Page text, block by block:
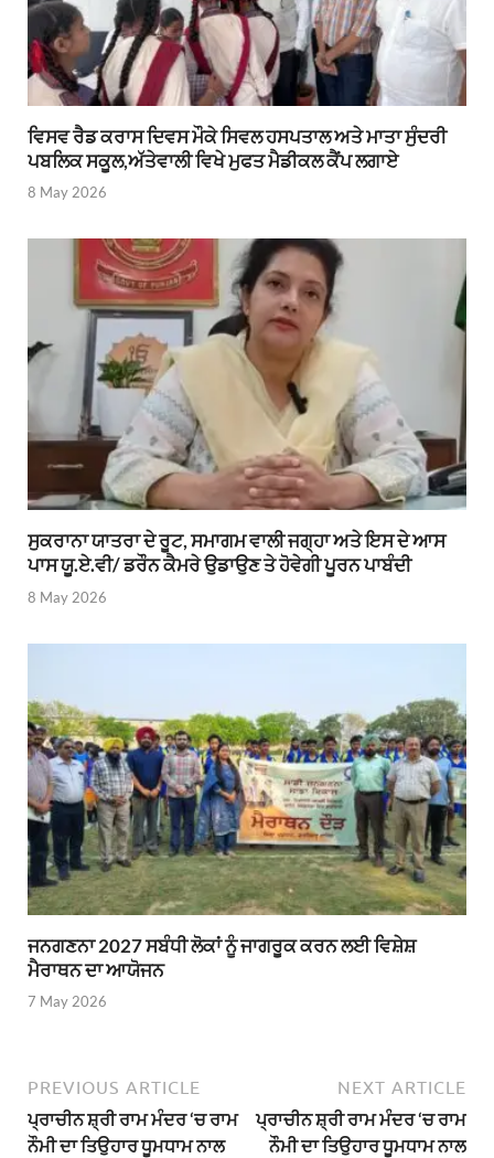
ਵਿਸਵ ਰੈਡ ਕਰਾਸ ਦਿਵਸ ਮੌਕੇ ਸਿਵਲ ਹਸਪਤਾਲ ਅਤੇ ਮਾਤਾ ਸੁੰਦਰੀ
ਪਬਲਿਕ ਸਕੂਲ,ਅੱਤੇਵਾਲੀ ਵਿਖੇ ਮੁਫਤ ਮੈਡੀਕਲ ਕੈਂਪ ਲਗਾਏ
8 May 2026
ਸੁਕਰਾਨਾ ਯਾਤਰਾ ਦੇ ਰੂਟ, ਸਮਾਗਮ ਵਾਲੀ ਜਗ੍ਹਾ ਅਤੇ ਇਸ ਦੇ ਆਸ
ਪਾਸ ਯੂ.ਏ.ਵੀ/ ਡਰੌਨ ਕੈਮਰੇ ਉਡਾਉਣ ਤੇ ਹੋਵੇਗੀ ਪੂਰਨ ਪਾਬੰਦੀ
8 May 2026
ਜਨਗਣਨਾ 2027 ਸਬੰਧੀ ਲੋਕਾਂ ਨੂੰ ਜਾਗਰੂਕ ਕਰਨ ਲਈ ਵਿਸ਼ੇਸ਼
ਮੈਰਾਥਨ ਦਾ ਆਯੋਜਨ
7 May 2026
PREVIOUS ARTICLE
ਪ੍ਰਾਚੀਨ ਸ਼੍ਰੀ ਰਾਮ ਮੰਦਰ ‘ਚ ਰਾਮ
ਨੌਮੀ ਦਾ ਤਿਉਹਾਰ ਧੂਮਧਾਮ ਨਾਲ
NEXT ARTICLE
ਪ੍ਰਾਚੀਨ ਸ਼੍ਰੀ ਰਾਮ ਮੰਦਰ ‘ਚ ਰਾਮ
ਨੌਮੀ ਦਾ ਤਿਉਹਾਰ ਧੂਮਧਾਮ ਨਾਲ